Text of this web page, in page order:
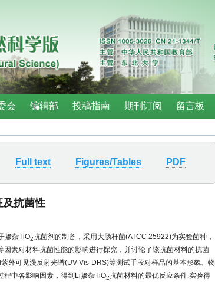
Full text Figures/Tables PDF
抗菌性
掺杂TiO2抗菌剂的制备，采用大肠杆菌(ATCC 25922)为实验菌种，
素对材料抗菌性能的影响进行探究，并讨论了该抗菌材料的抗菌
外可见漫反射光谱(UV-Vis-DRS)等测试手段对样品的基本形貌、物
程中各影响因素，得到Li掺杂TiO2抗菌材料的最优反应条件.实验得